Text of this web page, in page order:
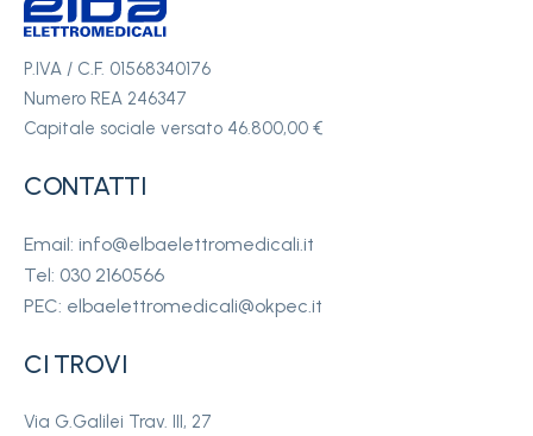
P.IVA / C.F. 01568340176
Numero REA 246347
Capitale sociale versato 46.800,00 €
CONTATTI
Email: info@elbaelettromedicali.it
Tel: 030 2160566
PEC: elbaelettromedicali@okpec.it
CI TROVI
Via G.Galilei Trav. III, 27